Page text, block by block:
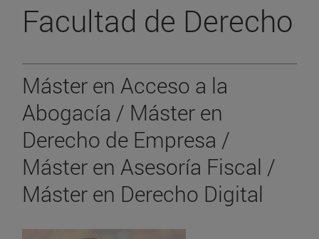
Facultad de Derecho
Máster en Acceso a la
Abogacía / Máster en
Derecho de Empresa /
Máster en Asesoría Fiscal /
Máster en Derecho Digital